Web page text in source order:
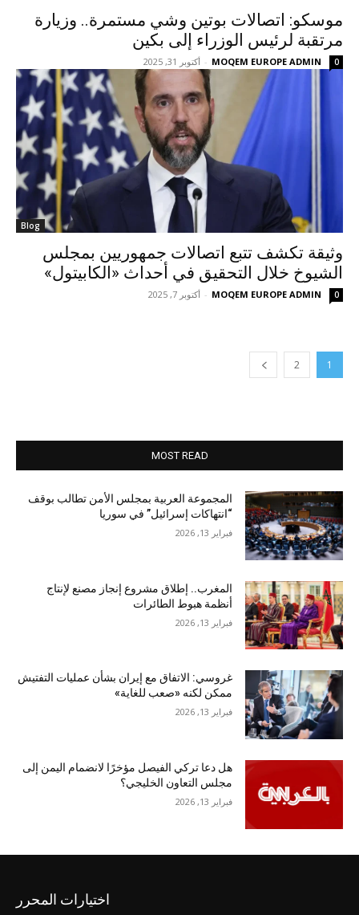
موسكو: اتصالات بوتين وشي مستمرة.. وزيارة
مرتقبة لرئيس الوزراء إلى بكين
MOQEM EUROPE ADMIN
- أكتوبر 31, 2025 0
Blog
وثيقة تكشف تتبع اتصالات جمهوريين بمجلس
الشيوخ خلال التحقيق في أحداث «الكابيتول»
MOQEM EUROPE ADMIN
- أكتوبر 7, 2025 0
1
2
MOST READ
المجموعة العربية بمجلس الأمن تطالب بوقف
“انتهاكات إسرائيل” في سوريا
فبراير 13, 2026
المغرب.. إطلاق مشروع إنجاز مصنع لإنتاج
أنظمة هبوط الطائرات
فبراير 13, 2026
غروسي: الاتفاق مع إيران بشأن عمليات التفتيش
ممكن لكنه «صعب للغاية»
فبراير 13, 2026
هل دعا تركي الفيصل مؤخرًا لانضمام اليمن إلى
مجلس التعاون الخليجي؟
فبراير 13, 2026
اختيارات المحرر